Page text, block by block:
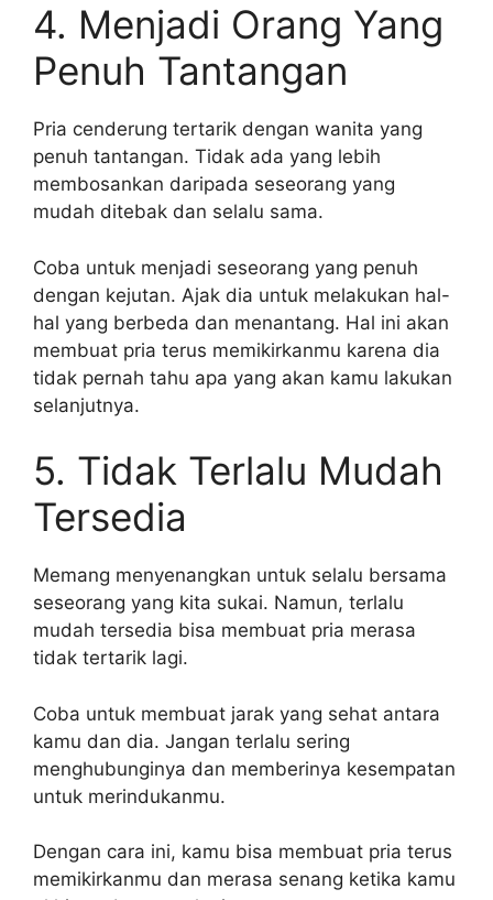
4. Menjadi Orang Yang
Penuh Tantangan
Pria cenderung tertarik dengan wanita yang
penuh tantangan. Tidak ada yang lebih
membosankan daripada seseorang yang
mudah ditebak dan selalu sama.
Coba untuk menjadi seseorang yang penuh
dengan kejutan. Ajak dia untuk melakukan hal-
hal yang berbeda dan menantang. Hal ini akan
membuat pria terus memikirkanmu karena dia
tidak pernah tahu apa yang akan kamu lakukan
selanjutnya.
5. Tidak Terlalu Mudah
Tersedia
Memang menyenangkan untuk selalu bersama
seseorang yang kita sukai. Namun, terlalu
mudah tersedia bisa membuat pria merasa
tidak tertarik lagi.
Coba untuk membuat jarak yang sehat antara
kamu dan dia. Jangan terlalu sering
menghubunginya dan memberinya kesempatan
untuk merindukanmu.
Dengan cara ini, kamu bisa membuat pria terus
memikirkanmu dan merasa senang ketika kamu